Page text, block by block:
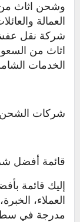
وشحن اثاث من
العمالة
شركة نقل
اثاث من
الخدمات
شركات الشحن
قائمة أفضل
إليك قائمة
العملاء،
مدرجة في